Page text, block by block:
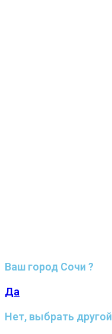
Ваш город Сочи ?
Да
Нет, выбрать другой